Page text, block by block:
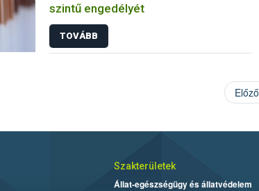
szintű engedélyét
TOVÁBB
Előző
Szakterületek
Állat-egészségügy és állatvédelem